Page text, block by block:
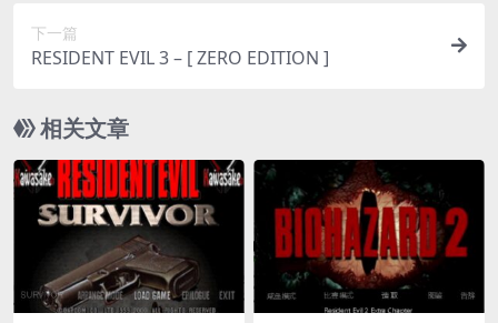
下一篇
RESIDENT EVIL 3 – [ ZERO EDITION ]
相关文章